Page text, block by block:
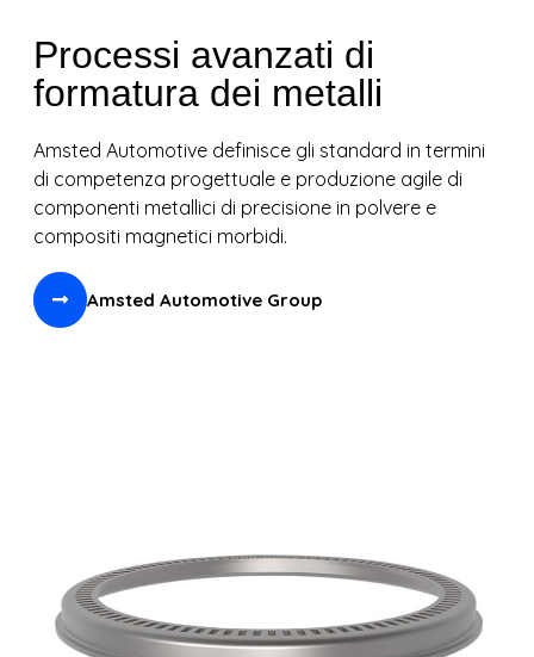
Processi avanzati di
formatura dei metalli
Amsted Automotive definisce gli standard in termini
di competenza progettuale e produzione agile di
componenti metallici di precisione in polvere e
compositi magnetici morbidi.
Amsted Automotive Group